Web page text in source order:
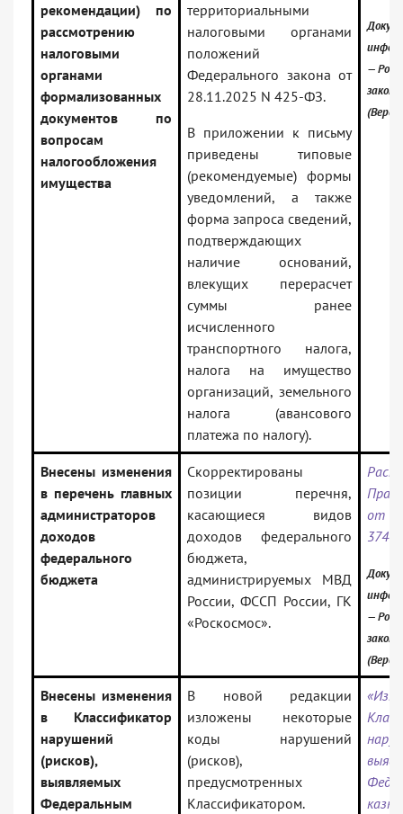
рекомендации) по
рассмотрению
налоговыми
органами
формализованных
документов по
вопросам
налогообложения
имущества
территориальными
налоговыми органами
положений
Федерального закона от
28.11.2025 N 425-ФЗ.
В приложении к письму
приведены типовые
(рекомендуемые) формы
уведомлений, а также
форма запроса сведений,
подтверждающих
наличие оснований,
влекущих перерасчет
суммы ранее
исчисленного
транспортного налога,
налога на имущество
организаций, земельного
налога (авансового
платежа по налогу).
—
Внесены изменения
в перечень главных
администраторов
доходов
федерального
бюджета
Скорректированы
позиции перечня,
касающиеся видов
доходов федерального
бюджета,
администрируемых МВД
России, ФССП России, ГК
«Роскосмос».
от
—
Внесены изменения
в Классификатор
нарушений
(рисков),
выявляемых
Федеральным
В новой редакции
изложены некоторые
коды нарушений
(рисков),
предусмотренных
Классификатором.